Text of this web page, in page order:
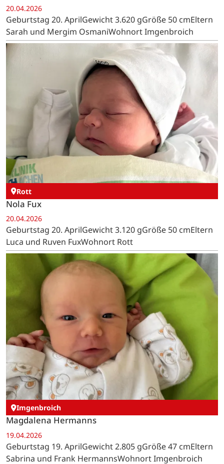
20.04.2026
Geburtstag 20. AprilGewicht 3.620 gGröße 50 cmEltern
Sarah und Mergim OsmaniWohnort Imgenbroich
Rott
Nola Fux
20.04.2026
Geburtstag 20. AprilGewicht 3.120 gGröße 50 cmEltern
Luca und Ruven FuxWohnort Rott
Imgenbroich
Magdalena Hermanns
19.04.2026
Geburtstag 19. AprilGewicht 2.805 gGröße 47 cmEltern
Sabrina und Frank HermannsWohnort Imgenbroich